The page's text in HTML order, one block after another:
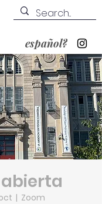
español?
  |
Zoom